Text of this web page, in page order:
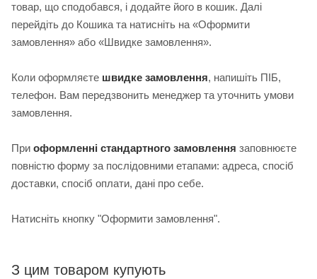
товар, що сподобався, і додайте його в кошик. Далі
перейдіть до Кошика та натисніть на «Оформити
замовлення» або «Швидке замовлення».
Коли оформляєте швидке замовлення, напишіть ПІБ,
телефон. Вам передзвонить менеджер та уточнить умови
замовлення.
При оформленні стандартного замовлення заповнюєте
повністю форму за послідовними етапами: адреса, спосіб
доставки, спосіб оплати, дані про себе.
Натисніть кнопку "Оформити замовлення".
З цим товаром купують